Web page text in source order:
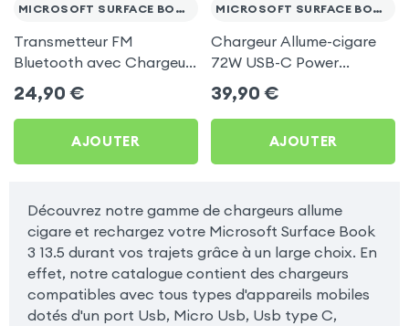
MICROSOFT SURFACE BOOK 3 13.5
Transmetteur FM
Bluetooth avec Chargeur
Allume Cigare USB / USB-
C, C2 - Noir pour
Microsoft Surface Book 3
24,90 €
AJOUTER
MICROSOFT SURFACE BOOK 3 13.5
Chargeur Allume-cigare
72W USB-C Power
Delivery + USB, Satechi -
Gris Sidéral pour
Microsoft Surface Book 3
39,90 €
AJOUTER
Découvrez notre gamme de chargeurs allume
cigare et rechargez votre Microsoft Surface Book
3 13.5 durant vos trajets grâce à un large choix. En
effet, notre catalogue contient des chargeurs
compatibles avec tous types d'appareils mobiles
dotés d'un port Usb, Micro Usb, Usb type C,